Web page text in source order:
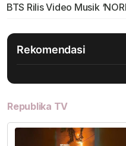
BTS Rilis Video Musik
Rekomendasi
Republika TV